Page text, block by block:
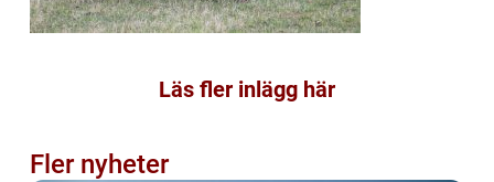
Läs fler inlägg här
Fler nyheter